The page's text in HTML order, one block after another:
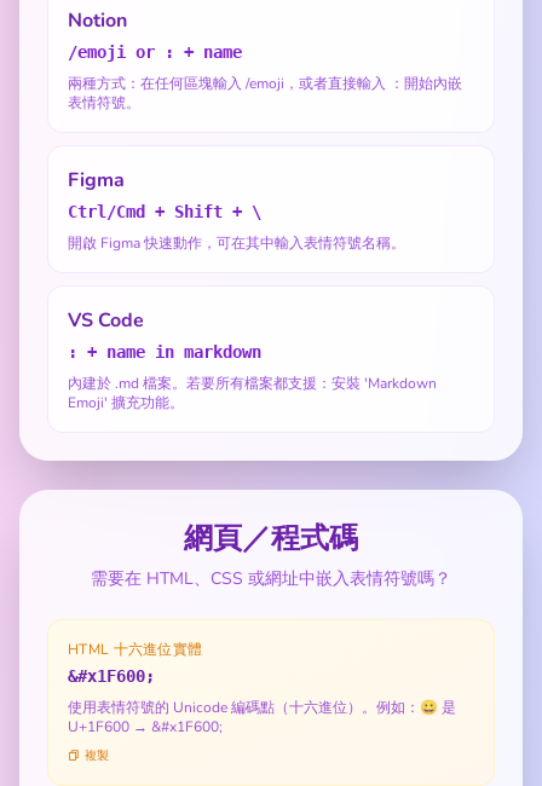
Notion
/emoji or : + name
兩種方式：在任何區塊輸入 /emoji，或者直接輸入 ：開始內嵌
表情符號。
Figma
Ctrl/Cmd + Shift + \
開啟 Figma 快速動作，可在其中輸入表情符號名稱。
VS Code
: + name in markdown
內建於 .md 檔案。若要所有檔案都支援：安裝 'Markdown
Emoji' 擴充功能。
網頁／程式碼
需要在 HTML、CSS 或網址中嵌入表情符號嗎？
HTML 十六進位實體
&#x1F600;
使用表情符號的 Unicode 編碼點（十六進位）。例如：😀 是
U+1F600 → &#x1F600;
複製